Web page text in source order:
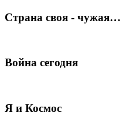
Страна своя - чужая…
Война сегодня
Я и Космос